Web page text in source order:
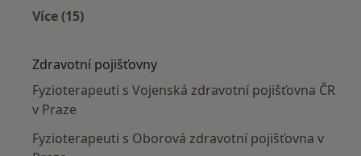
Více (15)
Zdravotní pojišťovny
Fyzioterapeuti s Vojenská zdravotní pojišťovna ČR
v Praze
Fyzioterapeuti s Oborová zdravotní pojišťovna v